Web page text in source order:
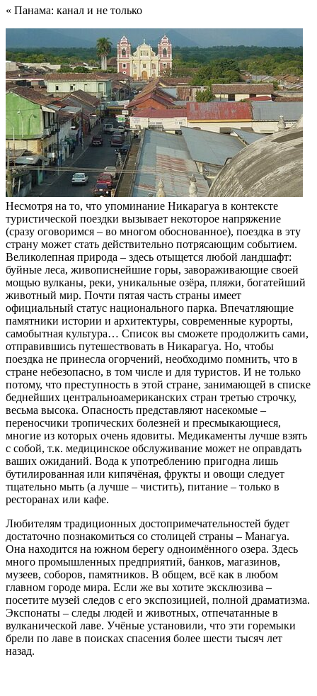
« Панама: канал и не только
Несмотря на то, что упоминание Никарагуа в контексте
туристической поездки вызывает некоторое напряжение
(сразу оговоримся – во многом обоснованное), поездка в эту
страну может стать действительно потрясающим событием.
Великолепная природа – здесь отыщется любой ландшафт:
буйные леса, живописнейшие горы, завораживающие своей
мощью вулканы, реки, уникальные озёра, пляжи, богатейший
животный мир. Почти пятая часть страны имеет
официальный статус национального парка. Впечатляющие
памятники истории и архитектуры, современные курорты,
самобытная культура… Список вы сможете продолжить сами,
отправившись путешествовать в Никарагуа. Но, чтобы
поездка не принесла огорчений, необходимо помнить, что в
стране небезопасно, в том числе и для туристов. И не только
потому, что преступность в этой стране, занимающей в списке
беднейших центральноамериканских стран третью строчку,
весьма высока. Опасность представляют насекомые –
переносчики тропических болезней и пресмыкающиеся,
многие из которых очень ядовиты. Медикаменты лучше взять
с собой, т.к. медицинское обслуживание может не оправдать
ваших ожиданий. Вода к употреблению пригодна лишь
бутилированная или кипячёная, фрукты и овощи следует
тщательно мыть (а лучше – чистить), питание – только в
ресторанах или кафе.
Любителям традиционных достопримечательностей будет
достаточно познакомиться со столицей страны – Манагуа.
Она находится на южном берегу одноимённого озера. Здесь
много промышленных предприятий, банков, магазинов,
музеев, соборов, памятников. В общем, всё как в любом
главном городе мира. Если же вы хотите эксклюзива –
посетите музей следов с его экспозицией, полной драматизма.
Экспонаты – следы людей и животных, отпечатанные в
вулканической лаве. Учёные установили, что эти горемыки
брели по лаве в поисках спасения более шести тысяч лет
назад.